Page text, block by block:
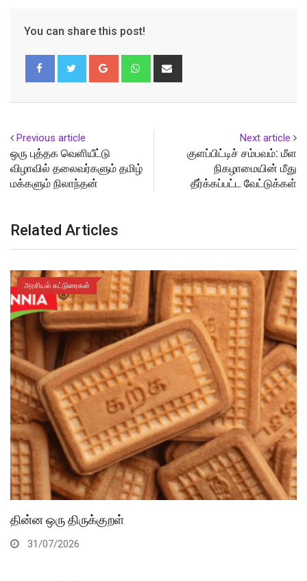
You can share this post!
Google+ Whatsapp
Previous article
ஒரு புத்தக வெளியீட்டு
விழாவில் தலைவர்களும் தமிழ்
மக்களும் நிலாந்தன்
Next article
குளப்பிட்டிச் சம்பவம்: மீள
நிகழாமையின் மீது
தீர்க்கப்பட்ட வேட்டுக்கள்
Related Articles
அரசியல் கட்டுரைகள்
தின்ன ஒரு திருக்குறள்
31/07/2026